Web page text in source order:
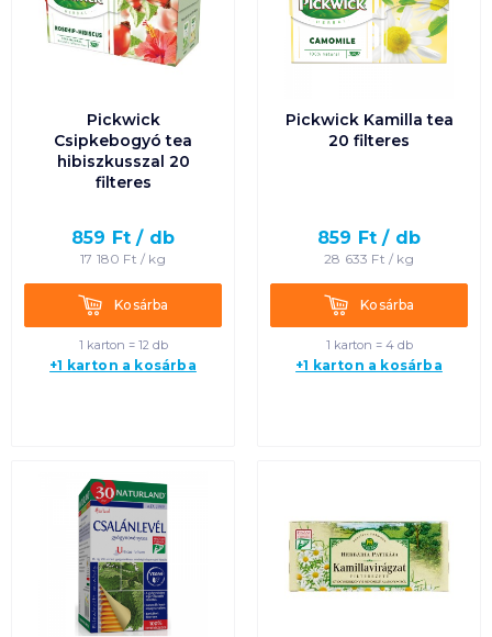
Pickwick
Csipkebogyó tea
hibiszkusszal 20
filteres
859 Ft / db
17 180 Ft / kg
KosárbaKosárba
1 karton = 12 db
+1 karton a kosárba
Pickwick Kamilla tea
20 filteres
859 Ft / db
28 633 Ft / kg
KosárbaKosárba
1 karton = 4 db
+1 karton a kosárba